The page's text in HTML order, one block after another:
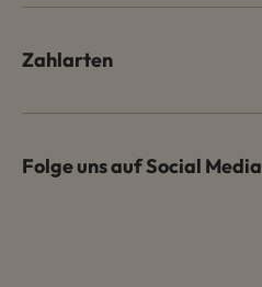
Zahlarten
Folge uns auf Social Media